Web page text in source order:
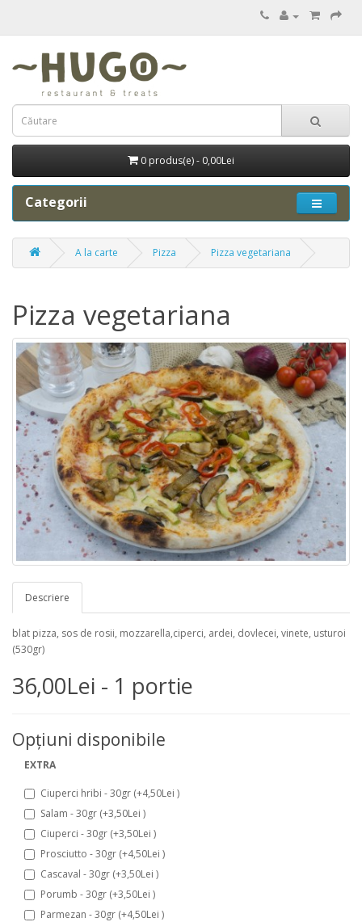
0 produs(e) - 0,00Lei
Categorii
A la carte Pizza Pizza vegetariana
Pizza vegetariana
Descriere
blat pizza, sos de rosii, mozzarella,ciperci, ardei, dovlecei, vinete, usturoi
(530gr)
36,00Lei - 1 portie
Opţiuni disponibile
EXTRA
Ciuperci hribi - 30gr (+4,50Lei )
Salam - 30gr (+3,50Lei )
Ciuperci - 30gr (+3,50Lei )
Prosciutto - 30gr (+4,50Lei )
Cascaval - 30gr (+3,50Lei )
Porumb - 30gr (+3,50Lei )
Parmezan - 30gr (+4,50Lei )